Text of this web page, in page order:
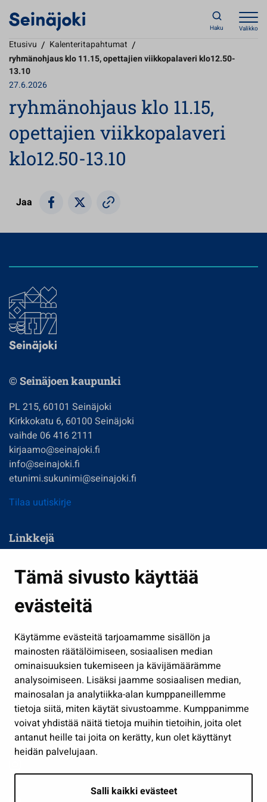
Tämä sivusto käyttää
evästeitä
Käytämme evästeitä tarjoamamme sisällön ja
mainosten räätälöimiseen, sosiaalisen median
ominaisuuksien tukemiseen ja kävijämäärämme
analysoimiseen. Lisäksi jaamme sosiaalisen median,
mainosalan ja analytiikka-alan kumppaneillemme
tietoja siitä, miten käytät sivustoamme. Kumppanimme
voivat yhdistää näitä tietoja muihin tietoihin, joita olet
antanut heille tai joita on kerätty, kun olet käyttänyt
heidän palvelujaan.
Salli kaikki evästeet
Haku Valikko
Etusivu / Kalenteritapahtumat /
ryhmänohjaus klo 11.15, opettajien viikkopalaveri klo12.50-
13.10
27.6.2026
ryhmänohjaus klo 11.15,
opettajien viikkopalaveri
klo12.50-13.10
Jaa
© Seinäjoen kaupunki
PL 215, 60101 Seinäjoki
Kirkkokatu 6, 60100 Seinäjoki
vaihde 06 416 2111
kirjaamo@seinajoki.fi
info@seinajoki.fi
etunimi.sukunimi@seinajoki.fi
Tilaa uutiskirje
Linkkejä
Kasvatus ja opetus
Kulttuuri ja liikunta
Työ ja yrittäminen
Osallistu ja asioi
Näytä omat evästeasetukseni
Seuraa meitä